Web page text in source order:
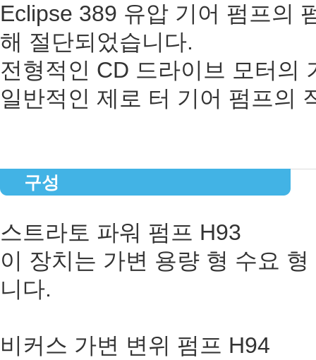
Eclipse 389 유압 기어 펌프의
해 절단되었습니다.
전형적인 CD 드라이브 모터의
일반적인 제로 터 기어 펌프의
구성
스트라토 파워 펌프 H93
이 장치는 가변 용량 형 수요
니다.
비커스 가변 변위 펌프 H94